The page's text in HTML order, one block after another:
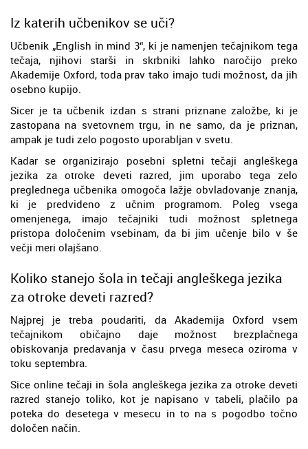
Iz katerih učbenikov se uči?
Učbenik „English in mind 3“, ki je namenjen tečajnikom tega
tečaja, njihovi starši in skrbniki lahko naročijo preko
Akademije Oxford, toda prav tako imajo tudi možnost, da jih
osebno kupijo.
Sicer je ta učbenik izdan s strani priznane založbe, ki je
zastopana na svetovnem trgu, in ne samo, da je priznan,
ampak je tudi zelo pogosto uporabljan v svetu.
Kadar se organizirajo posebni spletni tečaji angleškega
jezika za otroke deveti razred, jim uporabo tega zelo
preglednega učbenika omogoča lažje obvladovanje znanja,
ki je predvideno z učnim programom. Poleg vsega
omenjenega, imajo tečajniki tudi možnost spletnega
pristopa določenim vsebinam, da bi jim učenje bilo v še
večji meri olajšano.
Koliko stanejo šola in tečaji angleškega jezika
za otroke deveti razred?
Najprej je treba poudariti, da Akademija Oxford vsem
tečajnikom običajno daje možnost brezplačnega
obiskovanja predavanja v času prvega meseca oziroma v
toku septembra.
Sice online tečaji in šola angleškega jezika za otroke deveti
razred stanejo toliko, kot je napisano v tabeli, plačilo pa
poteka do desetega v mesecu in to na s pogodbo točno
določen način.